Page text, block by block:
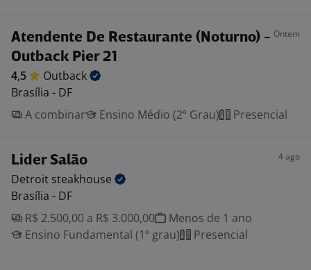
Atendente De Restaurante (Noturno) -
Outback Pier 21
Ontem
4,5
Outback
Brasília - DF
A combinar
Ensino Médio (2º Grau) Presencial
Lider Salão 4 ago
Detroit steakhouse
Brasília - DF
R$ 2.500,00 a R$ 3.000,00
Menos de 1 ano
Ensino Fundamental (1º grau)
Presencial